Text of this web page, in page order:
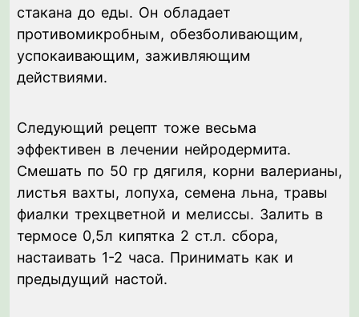
стакана до еды. Он обладает
противомикробным, обезболивающим,
успокаивающим, заживляющим
действиями.
Следующий рецепт тоже весьма
эффективен в лечении нейродермита.
Смешать по 50 гр дягиля, корни валерианы,
листья вахты, лопуха, семена льна, травы
фиалки трехцветной и мелиссы. Залить в
термосе 0,5л кипятка 2 ст.л. сбора,
настаивать 1-2 часа. Принимать как и
предыдущий настой.